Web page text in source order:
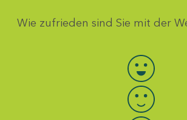
Wie zufrieden sind Sie mit der
Bewertung